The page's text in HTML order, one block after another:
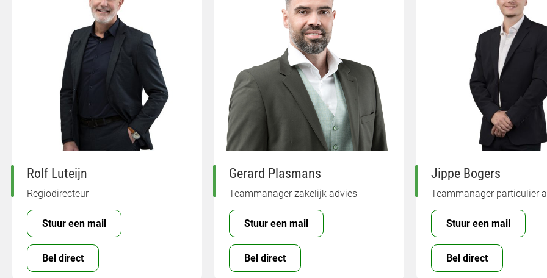
Rolf Luteijn
Regiodirecteur
Stuur een mail
Bel direct
Gerard Plasmans
Teammanager zakelijk advies
Stuur een mail
Bel direct
Jippe Bogers
Teammanager particulier
Stuur een mail
Bel direct